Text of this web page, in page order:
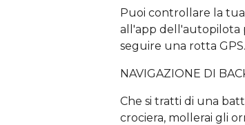
Puoi controllare la
all'app dell'autopilota
seguire una rotta GPS.
NAVIGAZIONE DI
Che si tratti di una
crociera, mollerai gli